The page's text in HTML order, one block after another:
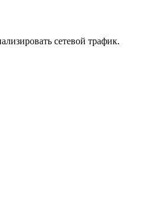
сетевой трафик.